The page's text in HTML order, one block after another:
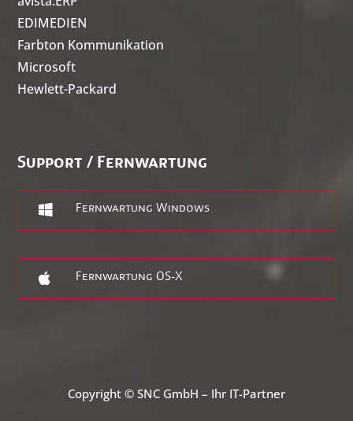
EDIMEDIEN
Farbton Kommunikation
Microsoft
Hewlett-Packard
Support / Fernwartung
 Fernwartung Windows
 Fernwartung OS-X
Copyright © SNC GmbH – Ihr IT-Partner